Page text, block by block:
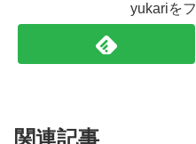
yukariを
関連記事